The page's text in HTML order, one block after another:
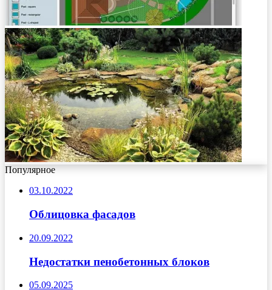
Популярное
03.10.2022
Облицовка фасадов
20.09.2022
Недостатки пенобетонных блоков
05.09.2025